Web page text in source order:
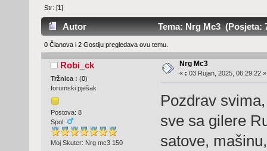
Str: [1]
Autor Tema: Nrg Mc3 (Posjeta:
0 Članova i 2 Gostiju pregledava ovu temu.
Robi_ck
Tržnica : (0)
forumski pješak
Postova: 8
Spol:
Moj Skuter: Nrg mc3 150
Nrg Mc3
« : 03 Rujan, 2025, 06:29:22 »
Pozdrav
sve sa gilere
satove,